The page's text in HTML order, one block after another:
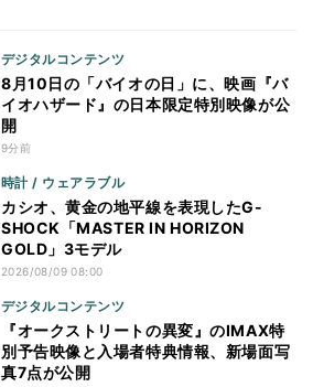
デジタルコンテンツ
8月10日の「バイオの日」に、映画『バ
イオハザード』の日本限定特別映像が公
開
9分前
時計 / ウェアラブル
カシオ、黄金の地平線を表現したG-
SHOCK「MASTER IN HORIZON
GOLD」3モデル
2026/08/09 08:00
デジタルコンテンツ
『オークストリートの異変』のIMAX特
別予告映像と入場者特典情報、新場面写
真7点が公開